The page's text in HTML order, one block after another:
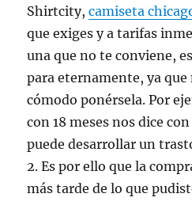
Shirtcity,camiseta
que exiges y a tarifas
una que no te conviene,
para eternamente, ya
cómodo ponérsela. Por
con 18 meses nos dice
puede desarrollar un
2. Es por ello que la
más tarde de lo que